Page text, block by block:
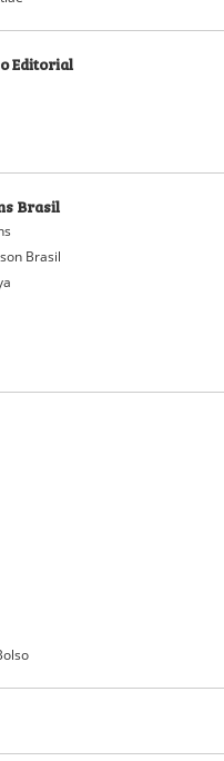
Editorial
Brasil
Brasil